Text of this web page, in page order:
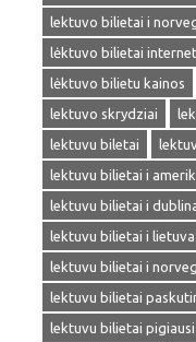
lektuvo bilietai i
lėktuvo bilietai
lėktuvo bilietu kainos
lektuvo skrydziai
lektuvu biletai
lektuvu bilietai i
lektuvu bilietai i
lektuvu bilietai i lietuva
lektuvu bilietai i
lektuvu bilietai
lektuvu bilietai pigiausi